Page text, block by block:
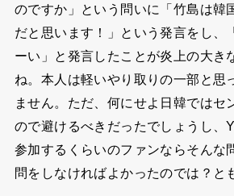
のですか」という問いに「竹島は韓
だと思います！」という発言をし、
ーい」と発言したことが炎上の大き
ね。本人は軽いやり取りの一部と思
ません。ただ、何にせよ日韓ではセ
ので避けるべきだったでしょうし、
参加するくらいのファンならそんな
問をしなければよかったのでは？と